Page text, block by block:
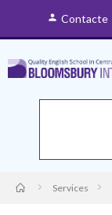
Contacte
Services